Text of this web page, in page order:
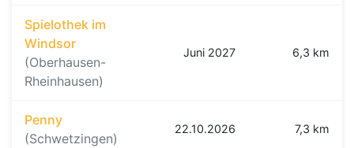
Spielothek im
Windsor
(Oberhausen-
Rheinhausen)
Juni 2027 6,3 km
Penny
(Schwetzingen)
22.10.2026 7,3 km